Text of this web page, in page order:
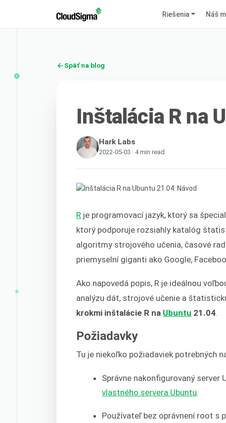
Riešenia Náš
Späť na blog
Inštalácia R na
Hark Labs
2022-05-03 · 4 min read
R je programovací jazyk, ktorý sa
ktorý podporuje rozsiahly katalóg
algoritmy strojového učenia, časové
priemyselní giganti ako Google,
Ako napovedá popis, R je ideálnou
analýzu dát, strojové učenie a
krokmi inštalácie R na Ubuntu 21.04
Požiadavky
Tu je niekoľko požiadaviek potrebných
Správne nakonfigurovaný server
vlastného servera Ubuntu
Používateľ bez oprávnení root s